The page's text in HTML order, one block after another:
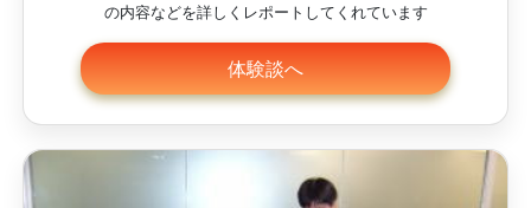
の内容などを詳しくレポートしてくれています
体験談へ